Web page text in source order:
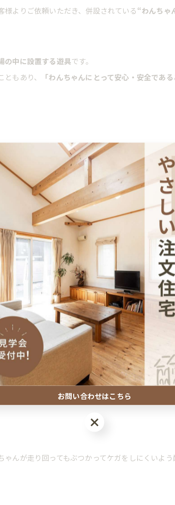
様よりご依頼いただき、併設されている“わんちゃ
の中に設置する遊具です。
もあり、
「わんちゃんにとって安心・安全である
ー様のアイデア。
慮しながら、あんじゅホームで形にさせていただ
ーダーメイド。
んが走り回ってもぶつかってケガをしにくいよう
お問い合わせはこちら
お問い合わせはこちら